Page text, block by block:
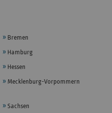
Bremen
Hamburg
Hessen
Mecklenburg-Vorpommern
Sachsen